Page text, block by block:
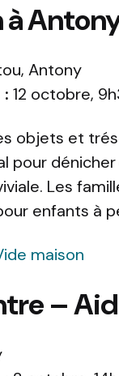
à
Antony
12 octobre,
objets et
pour
Les
enfants à
maison
–